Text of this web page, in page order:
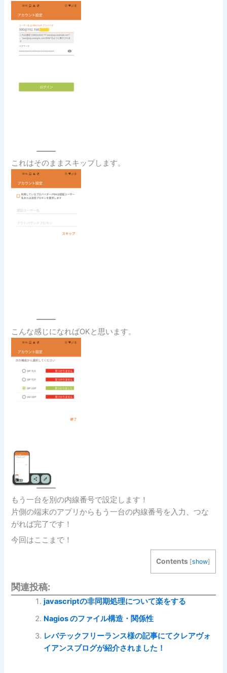
これはそのままスキップします。
こんな感じになればOKと思います。
もう一台を別の内線番号で設定します！
片側の端末のアプリからもう一台の内線番号を入力、つな
がれば完了です！
今回はここまで！
Contents [show]
関連投稿:
javascriptの非同期処理について楽をする
Nagios のファイル構造・関係性
レバテックフリーランス様の記事にてクレアヴォ
イアンスブログが紹介されました！